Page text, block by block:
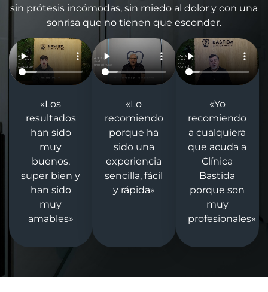
sin prótesis incómodas, sin miedo al dolor y con una
sonrisa que no tienen que esconder.
«Los
resultados
han sido
muy
buenos,
super bien y
han sido
muy
amables»
«Lo
recomiendo
porque ha
sido una
experiencia
sencilla, fácil
y rápida»
«Yo
recomiendo
a cualquiera
que acuda a
Clínica
Bastida
porque son
muy
profesionales»